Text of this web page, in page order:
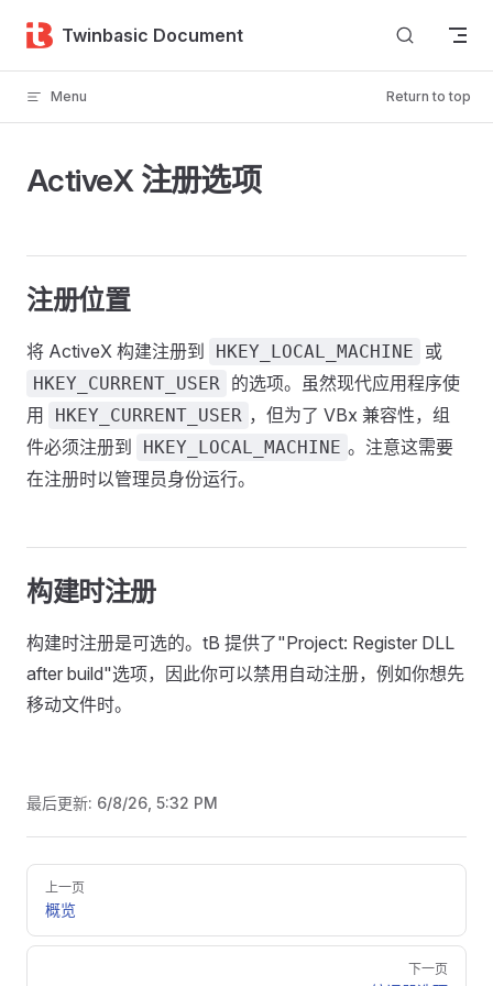
Skip to content
Twinbasic Document
Menu Return to top
ActiveX 注册选项
注册位置
将 ActiveX 构建注册到 HKEY_LOCAL_MACHINE 或
HKEY_CURRENT_USER 的选项。虽然现代应用程序使
用
HKEY_CURRENT_USER ，但为了 VBx 兼容性，组
件必须注册到
HKEY_LOCAL_MACHINE 。注意这需要
在注册时以管理员身份运行。
构建时注册
构建时注册是可选的。tB 提供了"Project: Register DLL
after build"选项，因此你可以禁用自动注册，例如你想先
移动文件时。
最后更新: 6/8/26, 5:32 PM
Pager
上一页
概览
下一页